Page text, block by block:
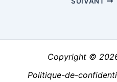
Copyright ©
Politique-de-